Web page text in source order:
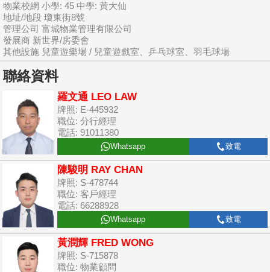
物業校網 小學: 45 中學: 黃大仙
地址/地段 瓊東街8號
管理公司 富城物業管理有限公司
發展商 新世界/房委會
其他設施 兒童遊樂場 / 兒童遊戲室、乒乓球室、羽毛球場
聯絡資料
羅文通 LEO LAW
牌照: E-445932
職位: 分行經理
電話: 91011380
Whatsapp 致電
陳駿明 RAY CHAN
牌照: S-478744
職位: 客戶經理
電話: 66288928
Whatsapp 致電
黃潤輝 FRED WONG
牌照: S-715878
職位: 物業顧問